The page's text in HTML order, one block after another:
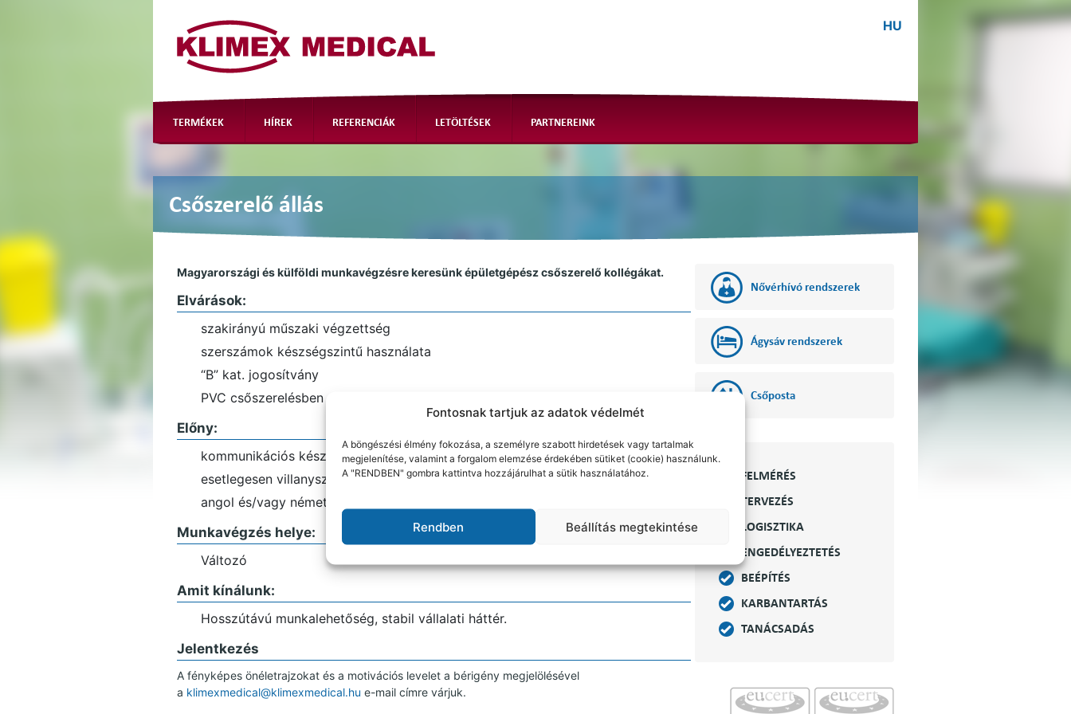
Fontosnak tartjuk az adatok védelmét
A böngészési élmény fokozása, a személyre szabott hirdetések vagy tartalmak
megjelenítése, valamint a forgalom elemzése érdekében sütiket (cookie) használunk.
A "RENDBEN" gombra kattintva hozzájárulhat a sütik használatához.
Rendben Beállítás megtekintése
HU
TERMÉKEK HÍREK REFERENCIÁK LETÖLTÉSEK PARTNEREINK
Csőszerelő állás
Magyarországi és külföldi munkavégzésre keresünk épületgépész csőszerelő kollégákat.
Elvárások:
szakirányú műszaki végzettség
szerszámok készségszintű használata
“B” kat. jogosítvány
PVC csőszerelésben gyakorlat
Előny:
kommunikációs készség
esetlegesen villanyszerelési gyakorlat (gyengeáramú bekötés)
angol és/vagy német nyelvtudás
Munkavégzés helye:
Változó
Amit kínálunk:
Hosszútávú munkalehetőség, stabil vállalati háttér.
Jelentkezés
A fényképes önéletrajzokat és a motivációs levelet a bérigény megjelölésével
a klimexmedical@klimexmedical.hu e-mail címre várjuk.
Nővérhívó rendszerek
Ágysáv rendszerek
Csőposta
FELMÉRÉS
TERVEZÉS
LOGISZTIKA
ENGEDÉLYEZTETÉS
BEÉPÍTÉS
KARBANTARTÁS
TANÁCSADÁS